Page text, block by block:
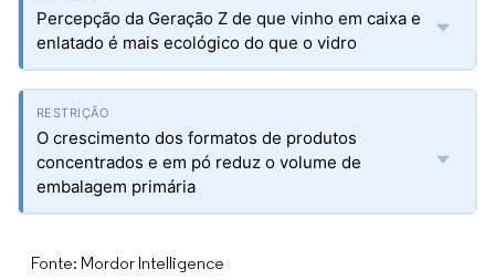
Percepção da Geração Z de que vinho em caixa e
enlatado é mais ecológico do que o vidro
O crescimento dos formatos de produtos
concentrados e em pó reduz o volume de
embalagem primária
Fonte: Mordor Intelligence